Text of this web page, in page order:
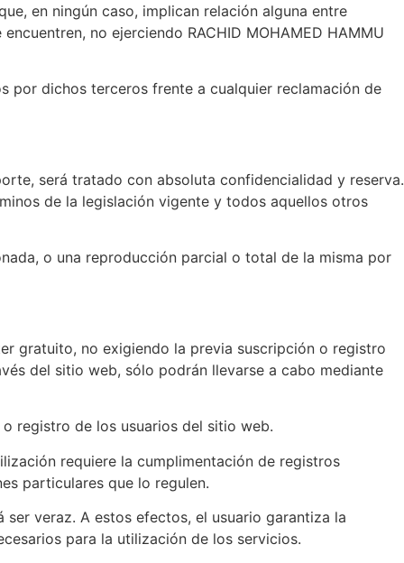
en ningún caso, implican relación alguna entre
no ejerciendo RACHID MOHAMED HAMMU
por dichos terceros frente a cualquier reclamación de
será tratado con absoluta confidencialidad y reserva.
de la legislación vigente y todos aquellos otros
o una reproducción parcial o total de la misma por
gratuito, no exigiendo la previa suscripción o registro
del sitio web, sólo podrán llevarse a cabo mediante
registro de los usuarios del sitio web.
requiere la cumplimentación de registros
particulares que lo regulen.
veraz. A estos efectos, el usuario garantiza la
para la utilización de los servicios.